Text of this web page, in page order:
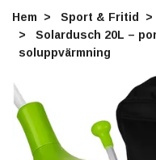
Hem Sport & Fritid
Solardusch 20L –
soluppvärmning